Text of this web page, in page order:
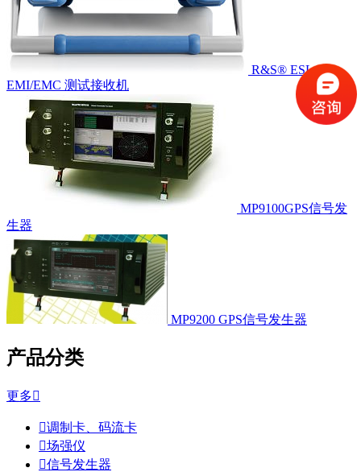
R&S® ESL
EMI/EMC 测试接收机
MP9100GPS信号发
生器
MP9200 GPS信号发生器
产品分类
更多
调制卡、码流卡
场强仪
信号发生器